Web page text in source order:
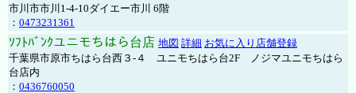
市川市市川1-4-10ダイエー市川 6階
： 0473231361
ｿﾌﾄﾊﾞﾝｸユニモちはら台店 地図 詳細 お気に入り店舗登録
千葉県市原市ちはら台西３-４ ユニモちはら台2F ノジマユニモちはら
台店内
： 0436760050